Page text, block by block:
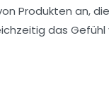
Produkten an,
das